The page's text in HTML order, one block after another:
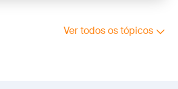
Ver todos os tópicos